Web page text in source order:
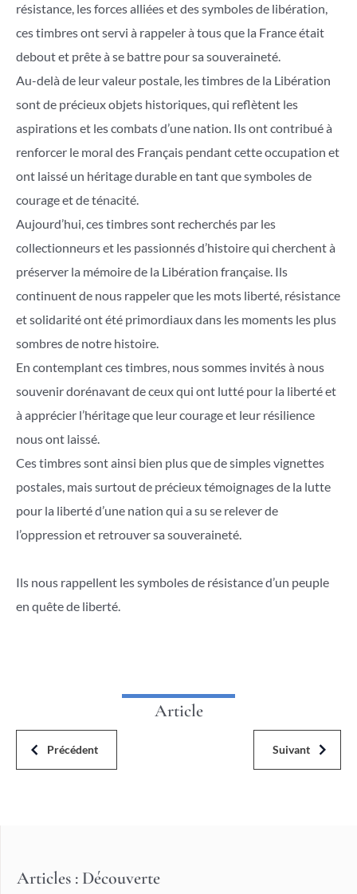
résistance, les forces alliées et des symboles de libération,
ces timbres ont servi à rappeler à tous que la France était
debout et prête à se battre pour sa souveraineté.
Au-delà de leur valeur postale, les timbres de la Libération
sont de précieux objets historiques, qui reflètent les
aspirations et les combats d’une nation. Ils ont contribué à
renforcer le moral des Français pendant cette occupation et
ont laissé un héritage durable en tant que symboles de
courage et de ténacité.
Aujourd’hui, ces timbres sont recherchés par les
collectionneurs et les passionnés d’histoire qui cherchent à
préserver la mémoire de la Libération française. Ils
continuent de nous rappeler que les mots liberté, résistance
et solidarité ont été primordiaux dans les moments les plus
sombres de notre histoire.
En contemplant ces timbres, nous sommes invités à nous
souvenir dorénavant de ceux qui ont lutté pour la liberté et
à apprécier l’héritage que leur courage et leur résilience
nous ont laissé.
Ces timbres sont ainsi bien plus que de simples vignettes
postales, mais surtout de précieux témoignages de la lutte
pour la liberté d’une nation qui a su se relever de
l’oppression et retrouver sa souveraineté.
Ils nous rappellent les symboles de résistance d’un peuple
en quête de liberté.
Précédent Suivant
Article
Articles : Découverte